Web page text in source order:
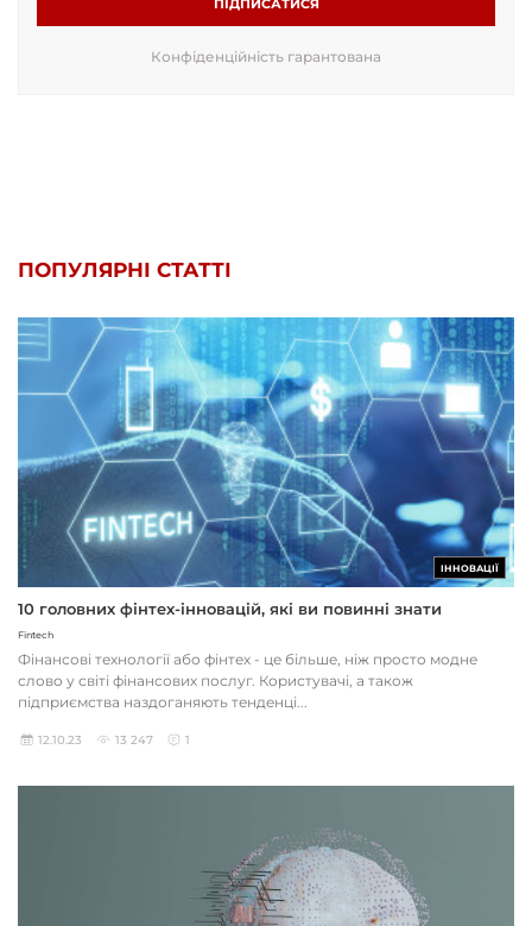
ПІДПИСАТИСЯ
Конфіденційність гарантована
ПОПУЛЯРНІ СТАТТІ
ІННОВАЦІЇ
10 головних фінтех-інновацій, які ви повинні знати
Fintech
Фінансові технології або фінтех - це більше, ніж просто модне
слово у світі фінансових послуг. Користувачі, а також
підприємства наздоганяють тенденці...
12.10.23 13 247 1